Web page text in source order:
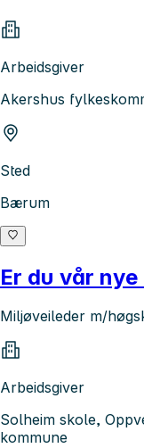
Arbeidsgiver
Akershus
Sted
Bærum
Er du vår
Miljøveileder m/
Arbeidsgiver
Solheim skole,
kommune